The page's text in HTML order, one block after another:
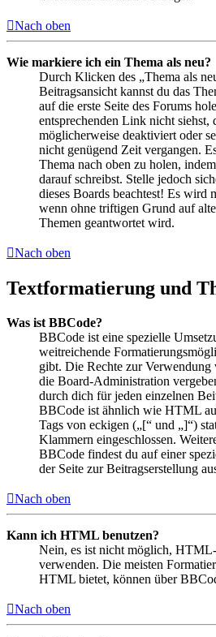
Nach oben
Wie markiere ich ein Thema als neu?
Durch Klicken des „Thema als
Beitragsansicht kannst du das
auf die erste Seite des Forums
entsprechenden Link nicht siehst,
möglicherweise deaktiviert oder
nicht genügend Zeit vergangen.
Thema nach oben zu holen,
darauf schreibst. Stelle jedoch
dieses Boards beachtest! Es wird
wenn ohne triftigen Grund auf
Themen geantwortet wird.
Nach oben
Textformatierung und
Was ist BBCode?
BBCode ist eine spezielle
weitreichende
gibt. Die Rechte zur
die Board-Administration
durch dich für jeden einzelnen
BBCode ist ähnlich wie HTML
Tags von eckigen („[“ und „]“)
Klammern eingeschlossen.
BBCode findest du auf einer
der Seite zur Beitragserstellung
Nach oben
Kann ich HTML benutzen?
Nein, es ist nicht möglich,
verwenden. Die meisten
HTML bietet, können über
Nach oben